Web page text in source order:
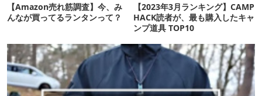
【Amazon売れ筋調査】今、み
んなが買ってるランタンって？
【2023年3月ランキング】CAMP
HACK読者が、最も購入したキャ
ンプ道具 TOP10